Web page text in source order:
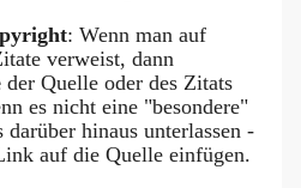
: Wenn man auf
verweist, dann
der Quelle oder des Zitats
es nicht eine "besondere"
hinaus unterlassen -
auf die Quelle einfügen.